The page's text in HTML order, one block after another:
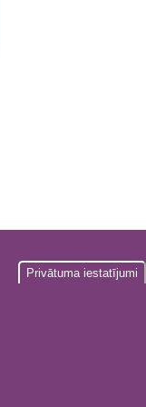
Privātuma iestatījumi